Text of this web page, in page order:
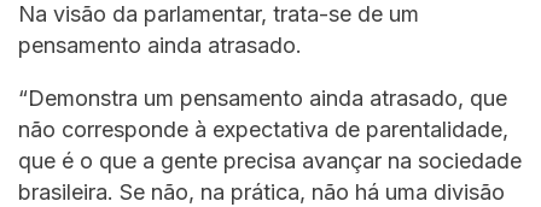
Na visão da parlamentar, trata-se de um
pensamento ainda atrasado.
“Demonstra um pensamento ainda atrasado, que
não corresponde à expectativa de parentalidade,
que é o que a gente precisa avançar na sociedade
brasileira. Se não, na prática, não há uma divisão